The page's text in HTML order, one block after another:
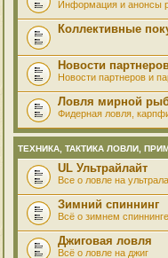
Информация и анонсы
Коллективные
Новости
Новости партнеров и
Ловля мирной
Фидерная ловля,
ТЕХНИКА, ТАКТИКА ЛОВЛИ,
UL Ультрайлайт
Все о ловле на
Зимний спиннинг
Всё о зимнем
Джиговая ловля
Всё о ловле на джиг